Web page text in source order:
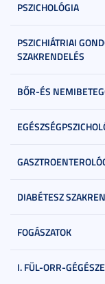
PSZICHOLÓGIA
PSZICHIÁTRIAI
SZAKRENDELÉS
BŐR-ÉS
DIABÉTESZ
FOGÁSZATOK
I. FÜL-ORR-